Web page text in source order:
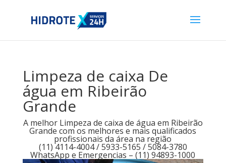
Limpeza de caixa De
água em Ribeirão
Grande
A melhor Limpeza de caixa de água em Ribeirão
Grande com os melhores e mais qualificados
profissionais da área na região
(11) 4114-4004 / 5933-5165 / 5084-3780
WhatsApp e Emergencias – (11) 94893-1000